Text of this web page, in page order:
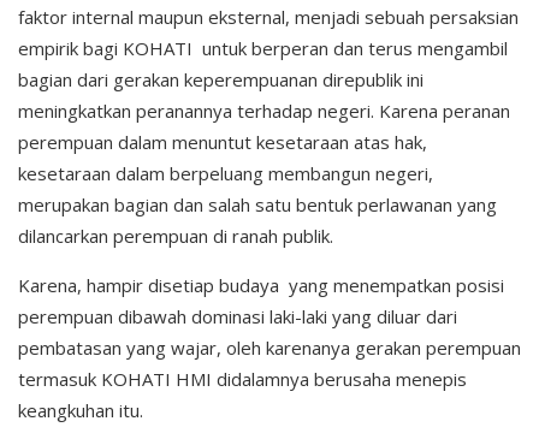
faktor internal maupun eksternal, menjadi sebuah persaksian
empirik bagi KOHATI untuk berperan dan terus mengambil
bagian dari gerakan keperempuanan direpublik ini
meningkatkan peranannya terhadap negeri. Karena peranan
perempuan dalam menuntut kesetaraan atas hak,
kesetaraan dalam berpeluang membangun negeri,
merupakan bagian dan salah satu bentuk perlawanan yang
dilancarkan perempuan di ranah publik.
Karena, hampir disetiap budaya yang menempatkan posisi
perempuan dibawah dominasi laki-laki yang diluar dari
pembatasan yang wajar, oleh karenanya gerakan perempuan
termasuk KOHATI HMI didalamnya berusaha menepis
keangkuhan itu.